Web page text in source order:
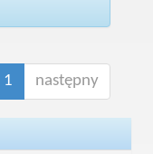
1 następny